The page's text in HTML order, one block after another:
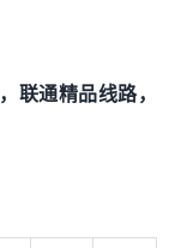
联通精品线路，